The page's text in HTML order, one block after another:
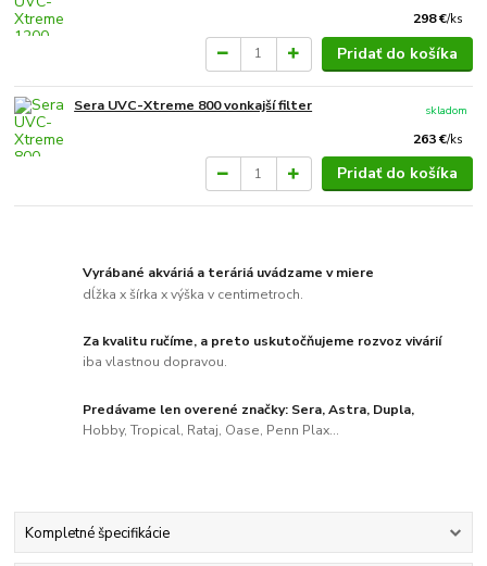
298 €/ks
Pridať do košíka
Sera UVC-Xtreme 800 vonkajší filter
263 €/ks
skladom
Pridať do košíka
Vyrábané akváriá a teráriá uvádzame v miere
dĺžka x šírka x výška v centimetroch.
Za kvalitu ručíme, a preto uskutočňujeme rozvoz vivárií
iba vlastnou dopravou.
Predávame len overené značky: Sera, Astra, Dupla,
Hobby, Tropical, Rataj, Oase, Penn Plax...
Kompletné špecifikácie